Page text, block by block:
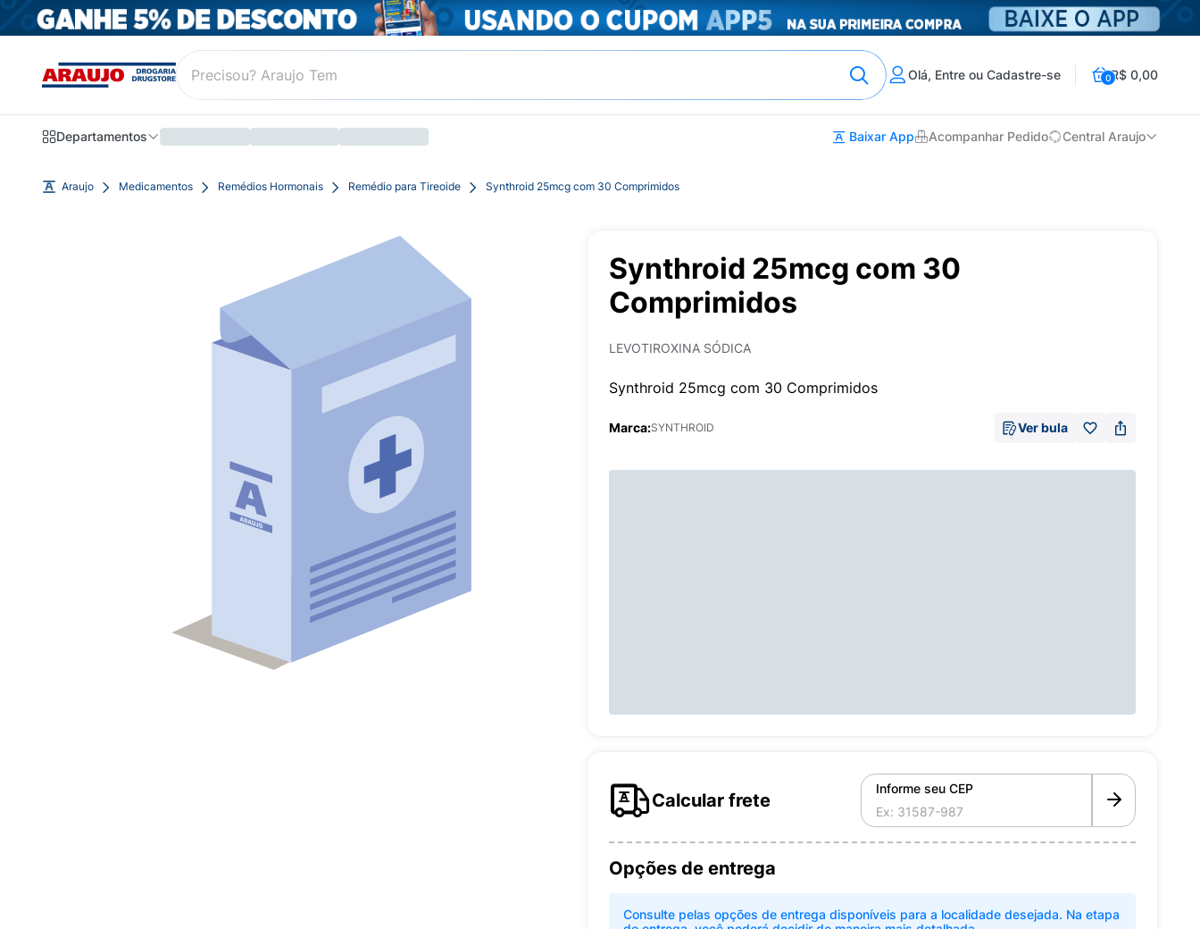
Olá, Entre ou Cadastre-se 0R$ 0,00
Departamentos Baixar App Acompanhar Pedido Central Araujo
Araujo Medicamentos Remédios Hormonais Remédio para Tireoide Synthroid 25mcg com 30 Comprimidos
Synthroid 25mcg com 30
Comprimidos
LEVOTIROXINA SÓDICA
Synthroid 25mcg com 30 Comprimidos
Marca:SYNTHROID Ver bula
Calcular frete
Informe seu CEP
Opções de entrega
Consulte pelas opções de entrega disponíveis para a localidade desejada. Na etapa